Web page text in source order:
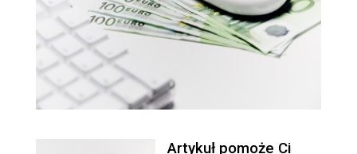
Artykuł pomoże Ci